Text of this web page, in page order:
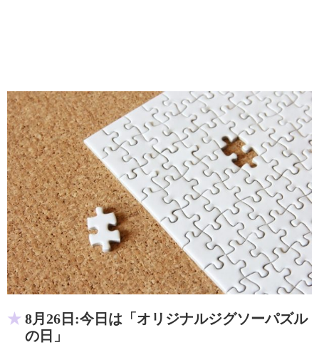
8月26日:今日は「オリジナルジグソーパズル
の日」